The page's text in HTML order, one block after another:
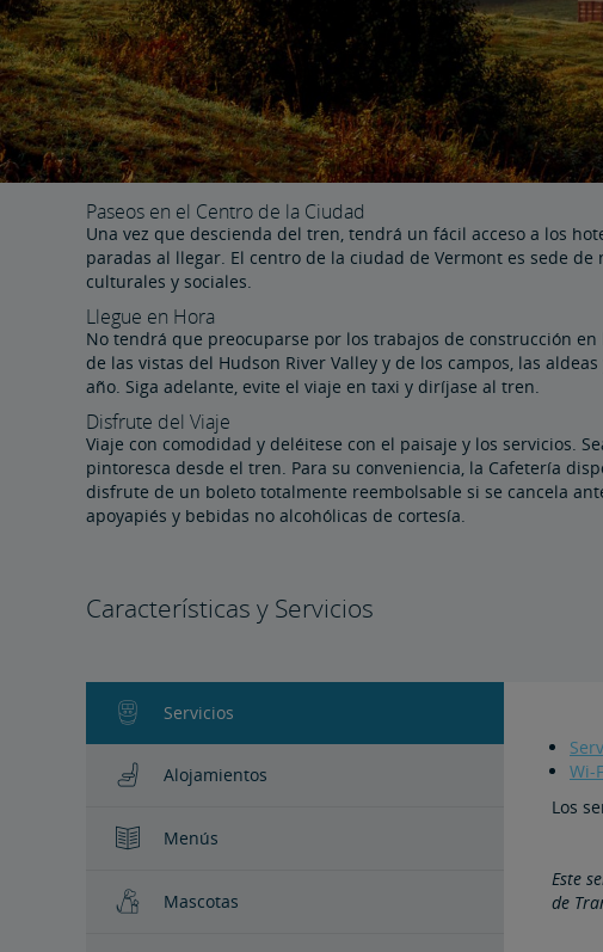
Paseos en el Centro de la Ciudad
Una vez que descienda del tren, tendrá un fácil acceso a los
paradas al llegar. El centro de la ciudad de Vermont es sede
culturales y sociales.
Llegue en Hora
No tendrá que preocuparse por los trabajos de construcción
de las vistas del Hudson River Valley y de los campos, las
año. Siga adelante, evite el viaje en taxi y diríjase al tren.
Disfrute del Viaje
Viaje con comodidad y deléitese con el paisaje y los servicios.
pintoresca desde el tren. Para su conveniencia, la Cafetería
disfrute de un boleto totalmente reembolsable si se cancela
apoyapiés y bebidas no alcohólicas de cortesía.
Características y Servicios
Servicios
Alojamientos
Menús
Mascotas
Wi-
Los
Este
de